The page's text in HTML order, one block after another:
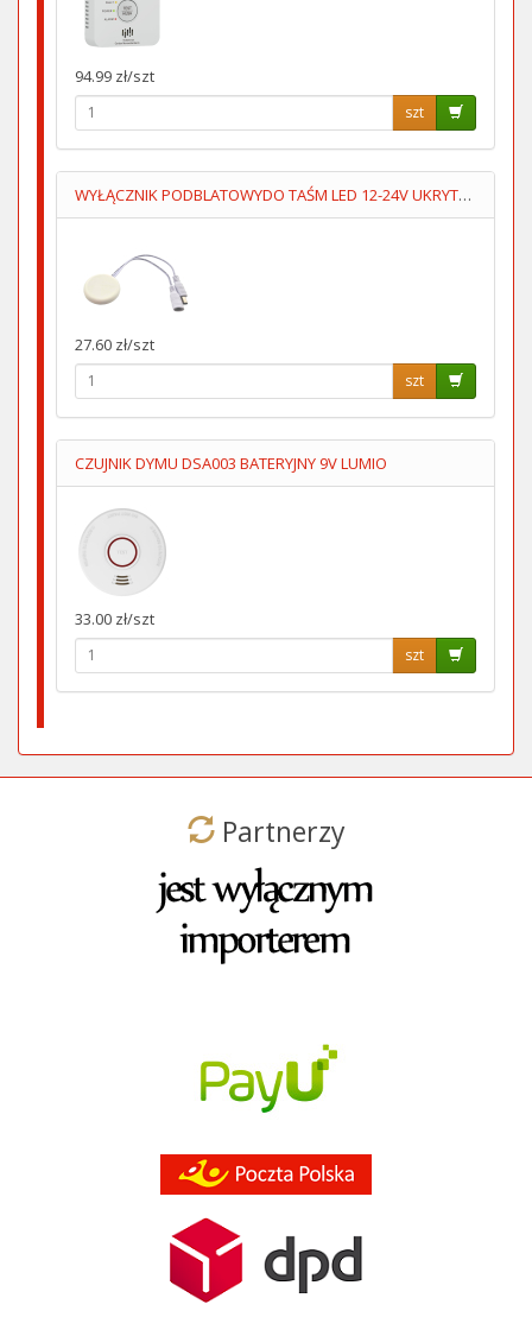
94.99 zł/szt
szt
WYŁĄCZNIK PODBLATOWYDO TAŚM LED 12-24V UKRYTY,PRZYKLEJANY
27.60 zł/szt
szt
CZUJNIK DYMU DSA003 BATERYJNY 9V LUMIO
33.00 zł/szt
szt
Partnerzy